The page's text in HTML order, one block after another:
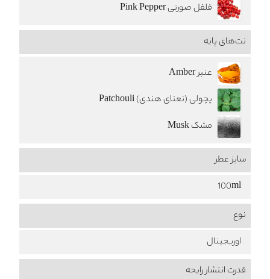
فلفل صورتی Pink Pepper
نت‌های پایه
عنبر Amber
پچولی (نعنای هندی) Patchouli
مشک Musk
سایز عطر
100ml
نوع
اوریجینال
قدرت انتشار رایحه